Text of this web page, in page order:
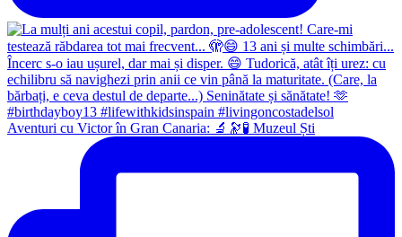
Aventuri cu Victor în Gran Canaria: 🔬🔭🧪 Muzeul Ști